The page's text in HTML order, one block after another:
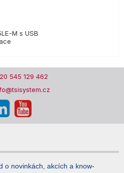
M s USB
545 129 462
o novinkách, akcích a know-